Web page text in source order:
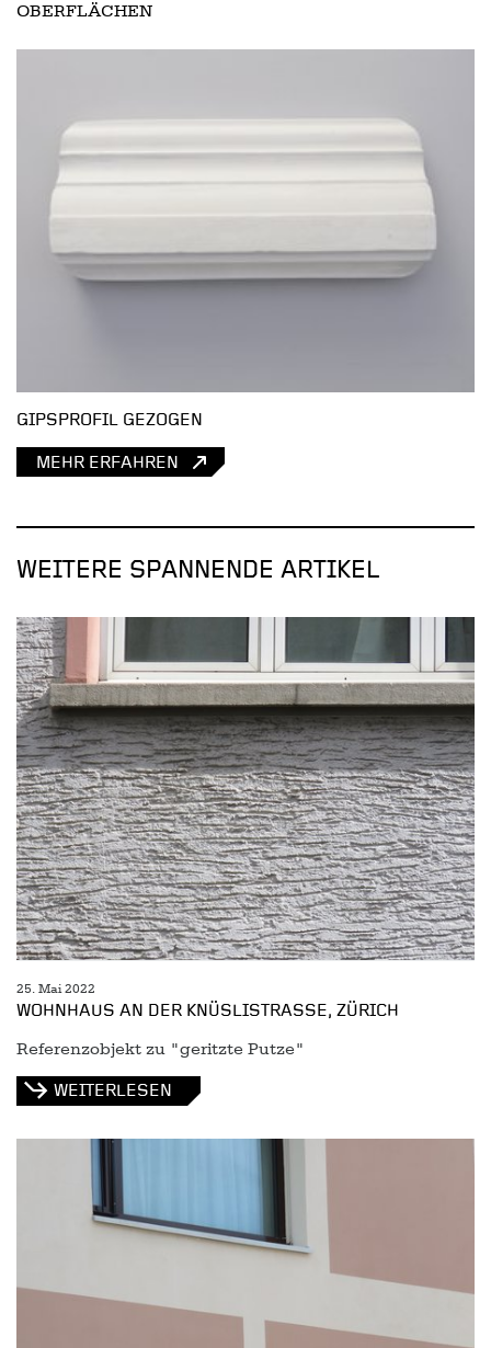
OBERFLÄCHEN
GIPSPROFIL GEZOGEN
MEHR ERFAHREN
WEITERE SPANNENDE ARTIKEL
25. Mai 2022
WOHNHAUS AN DER KNÜSLISTRASSE, ZÜRICH
Referenzobjekt zu "geritzte Putze"
WEITERLESEN